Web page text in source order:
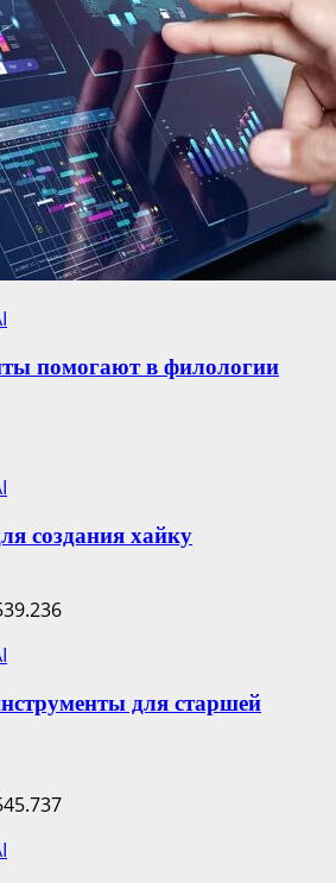
помогают в филологии
создания хайку
для старшей